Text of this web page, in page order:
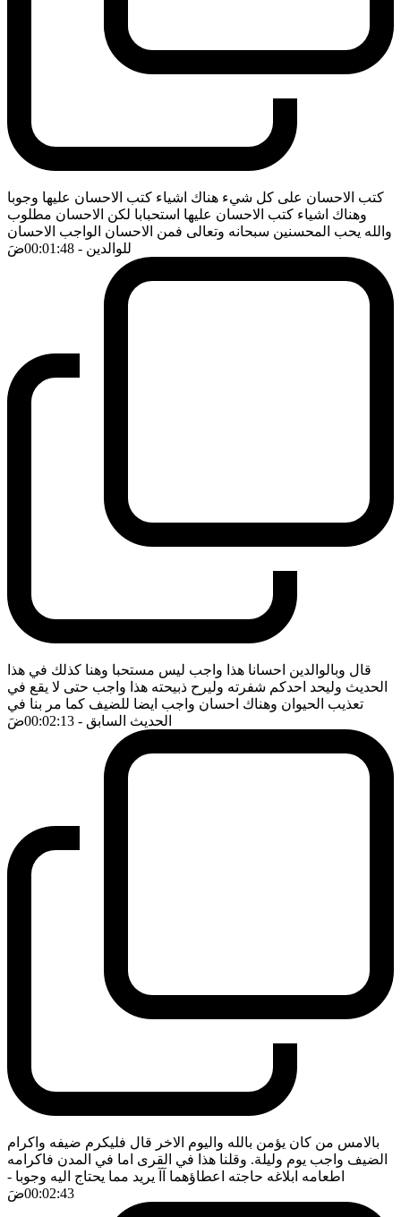
كتب الاحسان على كل شيء هناك اشياء كتب الاحسان عليها وجوبا
وهناك اشياء كتب الاحسان عليها استحبابا لكن الاحسان مطلوب
والله يحب المحسنين سبحانه وتعالى فمن الاحسان الواجب الاحسان
للوالدين - 00:01:48 ضَ
قال وبالوالدين احسانا هذا واجب ليس مستحبا وهنا كذلك في هذا
الحديث وليحد احدكم شفرته وليرح ذبيحته هذا واجب حتى لا يقع في
تعذيب الحيوان وهناك احسان واجب ايضا للضيف كما مر بنا في
الحديث السابق - 00:02:13 ضَ
بالامس من كان يؤمن بالله واليوم الاخر قال فليكرم ضيفه واكرام
الضيف واجب يوم وليلة. وقلنا هذا في القرى اما في المدن فاكرامه
اطعامه ابلاغه حاجته اعطاؤهما آآ يريد مما يحتاج اليه وجوبا -
00:02:43ضَ